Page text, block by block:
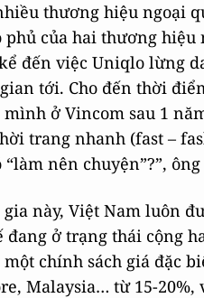
thương hiệu ngoại
phủ của hai thương
đến việc Uniqlo lừng
tới. Cho đến thời
ở Vincom sau 1
trang nhanh (fast –
nên chuyện”?”,
gia này, Việt Nam luôn
ở trạng thái cộng
chính sách giá đặc
Malaysia… từ 15-